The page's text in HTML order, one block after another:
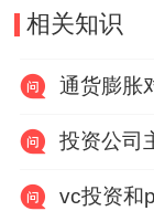
相关知识
投资公司
vc投资和